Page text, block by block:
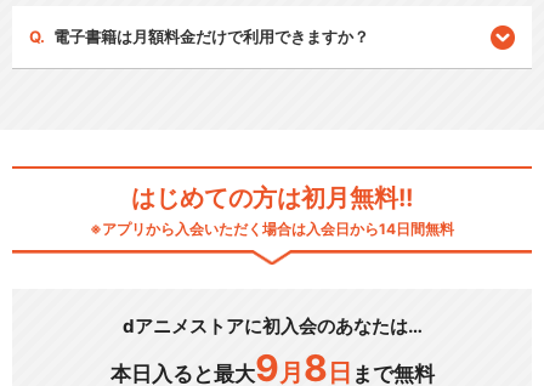
電子書籍は月額料金だけで利用できますか？
はじめての方は初月無料!!
※アプリから入会いただく場合は入会日から14日間無料
dアニメストアに初入会のあなたは…
本日入ると最大9 月 8 日 まで無料